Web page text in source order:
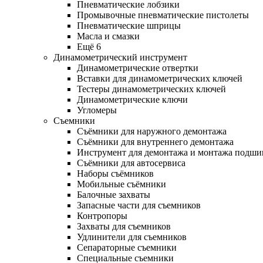
Пневматические лобзики
Промывочные пневматические пистолеты
Пневматические шприцы
Масла и смазки
Ещё 6
Динамометрический инструмент
Динамометрические отвертки
Вставки для динамометрических ключей
Тестеры динамометрических ключей
Динамометрические ключи
Угломеры
Съемники
Съёмники для наружного демонтажа
Съёмники для внутреннего демонтажа
Инструмент для демонтажа и монтажа
Съёмники для автосервиса
Наборы съёмников
Мобильные съёмники
Балочные захваты
Запасные части для съемников
Контропоры
Захваты для съемников
Удлинители для съемников
Сепараторные съемники
Специальные съемники